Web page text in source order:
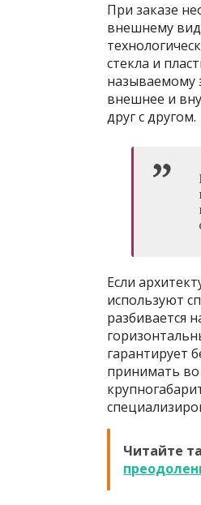
При заказе
внешнему
стекла и
называемому
внешнее и
друг с другом.
Если
используют
разбивается
гарантирует
принимать во
Читайте